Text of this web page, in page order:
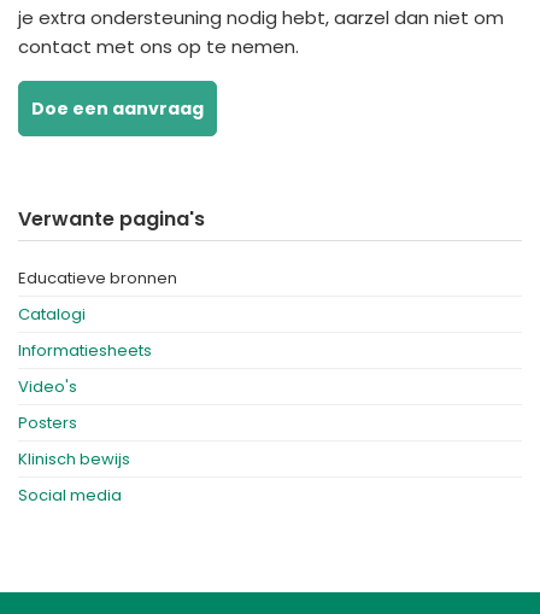
je extra ondersteuning nodig hebt, aarzel dan niet om
contact met ons op te nemen.
Doe een aanvraag
Verwante pagina's
Educatieve bronnen
Catalogi
Informatiesheets
Video's
Posters
Klinisch bewijs
Social media